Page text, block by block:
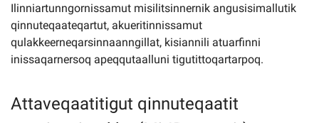
Ilinniartunngornissamut misilitsinnernik angusisimallutik
qinnuteqaateqartut, akueritinnissamut
qulakkeerneqarsinnaanngillat, kisiannili atuarfinni
inissaqarnersoq apeqqutaalluni tigutittoqartarpoq.
Attaveqaatitigut qinnuteqaatit